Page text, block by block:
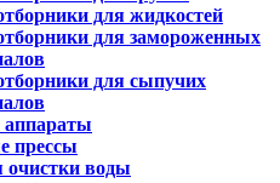
для жидкостей
для замороженных
для сыпучих
прессы
очистки воды